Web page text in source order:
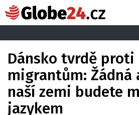
Dánsko tvrdě proti
migrantům: Žádná
naší zemi budete
jazykem